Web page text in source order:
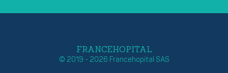
FRANCEHOPITAL
© 2019 - 2026 Francehopital SAS